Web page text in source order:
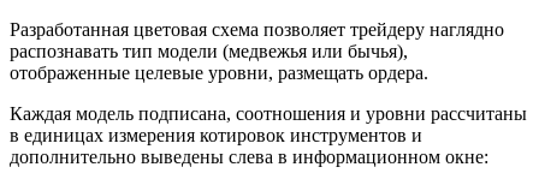
Разработанная цветовая схема позволяет трейдеру наглядно
распознавать тип модели (медвежья или бычья),
отображенные целевые уровни, размещать ордера.
Каждая модель подписана, соотношения и уровни рассчитаны
в единицах измерения котировок инструментов и
дополнительно выведены слева в информационном окне: